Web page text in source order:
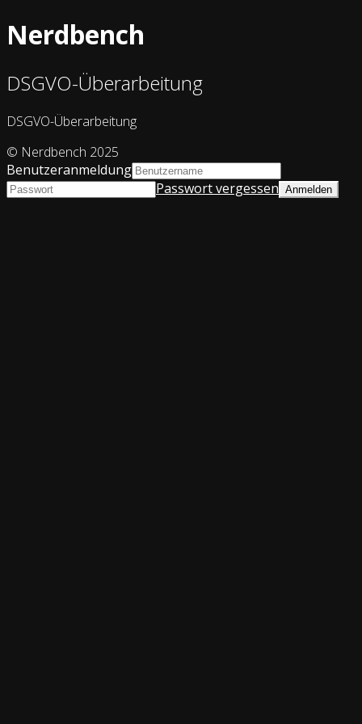
Nerdbench
DSGVO-Überarbeitung
DSGVO-Überarbeitung
© Nerdbench 2025
Benutzeranmeldung
Passwort vergessen